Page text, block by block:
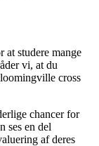
at studere mange
vi, at du
cross
chancer for
ses en del
af deres